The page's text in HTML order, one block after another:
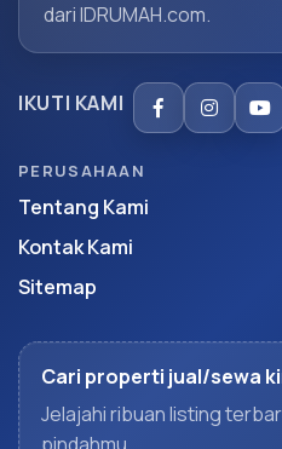
dari IDRUMAH.com.
IKUTI KAMI
PERUSAHAAN
Tentang Kami
Kontak Kami
Sitemap
Cari properti jual/sewa
Jelajahi ribuan listing